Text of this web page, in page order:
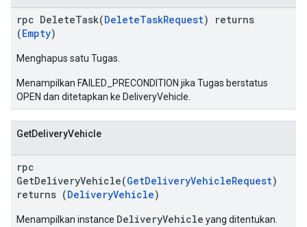
rpc DeleteTask(DeleteTaskRequest) returns
(Empty)
Menghapus satu Tugas.
Menampilkan FAILED_PRECONDITION jika Tugas berstatus
OPEN dan ditetapkan ke DeliveryVehicle.
GetDeliveryVehicle
rpc
GetDeliveryVehicle(GetDeliveryVehicleRequest)
returns (DeliveryVehicle)
Menampilkan instance DeliveryVehicle yang ditentukan.